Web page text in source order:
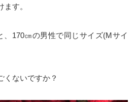
す。
、170㎝の男性で同じサイズ(Mサイ
くないですか？